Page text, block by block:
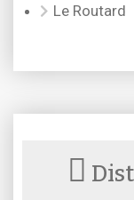
Le Routard